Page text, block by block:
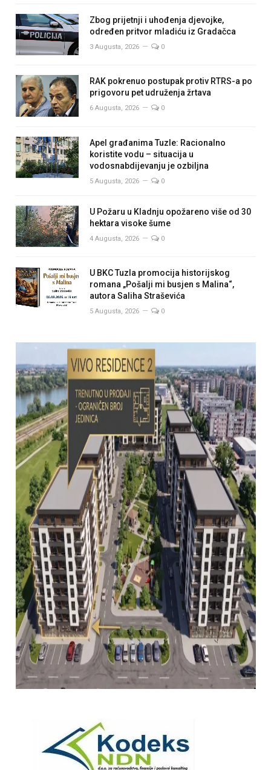
Zbog prijetnji i uhođenja djevojke,
određen pritvor mladiću iz Gradačca
3 Augusta, 2026 0
RAK pokrenuo postupak protiv RTRS-a po
prigovoru pet udruženja žrtava
6 Augusta, 2026 0
Apel građanima Tuzle: Racionalno
koristite vodu – situacija u
vodosnabdijevanju je ozbiljna
5 Augusta, 2026 0
U Požaru u Kladnju opožareno više od 30
hektara visoke šume
4 Augusta, 2026 0
U BKC Tuzla promocija historijskog
romana „Pošalji mi busjen s Malina“,
autora Saliha Straševića
5 Augusta, 2026 0